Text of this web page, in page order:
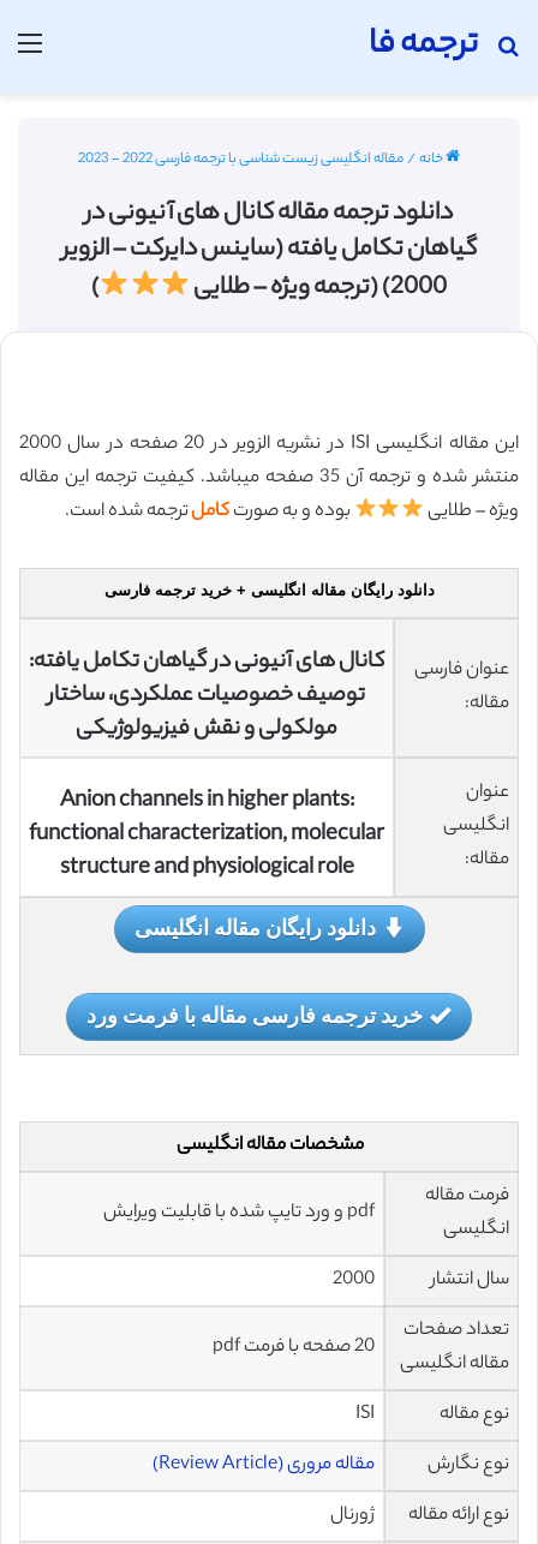
ترجمه فا
جستجو برای
خانه/مقاله انگلیسی زیست شناسی با ترجمه فارسی 2022 - 2023
دانلود ترجمه مقاله کانال های آنیونی در
گیاهان تکامل یافته (ساینس دایرکت – الزویر
2000) (ترجمه ویژه – طلایی
)
این مقاله انگلیسی ISI در نشریه الزویر در 20 صفحه در سال 2000
منتشر شده و ترجمه آن 35 صفحه میباشد. کیفیت ترجمه این مقاله
ویژه – طلایی
بوده و به صورتکاملترجمه شده است.
دانلود رایگان مقاله انگلیسی + خرید ترجمه فارسی
عنوان فارسی
مقاله:
کانال های آنیونی در گیاهان تکامل یافته:
توصیف خصوصیات عملکردی، ساختار
مولکولی و نقش فیزیولوژیکی
عنوان
انگلیسی
مقاله:
Anion channels in higher plants:
functional characterization, molecular
structure and physiological role
دانلود رایگان مقاله انگلیسی
خرید ترجمه فارسی مقاله با فرمت ورد
مشخصات مقاله انگلیسی
فرمت مقاله
انگلیسی
pdf و ورد تایپ شده با قابلیت ویرایش
سال انتشار
2000
تعداد صفحات
مقاله انگلیسی
20 صفحه با فرمت pdf
نوع مقاله
ISI
نوع نگارش
مقاله مروری (Review Article)
نوع ارائه مقاله
ژورنال